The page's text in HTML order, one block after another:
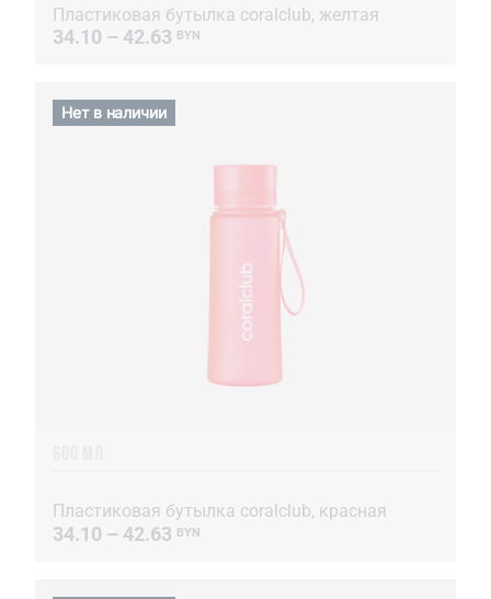
Пластиковая бутылка coralclub, желтая
34.10 – 42.63 BYN
Пластиковая бутылка coralclub, красная
34.10 – 42.63 BYN
Нет в наличии